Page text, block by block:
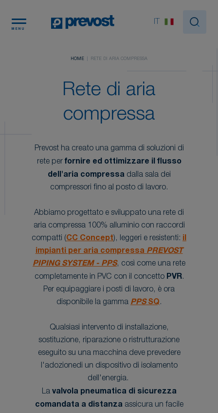
MENU
IT
HOME RETE DI ARIA COMPRESSA
Rete di aria
compressa
Prevost ha creato una gamma di soluzioni di
rete per fornire ed ottimizzare il flusso
dell'aria compressa dalla sala dei
compressori fino al posto di lavoro.
Abbiamo progettato e sviluppato una rete di
aria compressa 100% alluminio con raccordi
compatti (CC Concept), leggeri e resistenti:
impianti per aria compressa PREVOST
PIPING SYSTEM - PPS, così come una rete
completamente in PVC con il concetto PVR.
Per equipaggiare i posti di lavoro, è ora
disponibile la gamma PPSSQ .
Qualsiasi intervento di installazione,
sostituzione, riparazione o ristrutturazione
eseguito su una macchina deve prevedere
l'adozionedi un dispositivo di isolamento
dell'energia.
La valvola pneumatica di sicurezza
comandata a distanza assicura un facile